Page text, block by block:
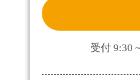
受付 9:30